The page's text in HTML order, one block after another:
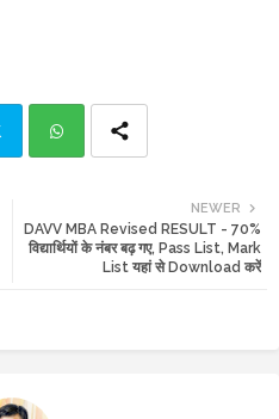
ats
NEWER
DAVV MBA Revised RESULT - 70%
विद्यार्थियों के नंबर बढ़ गए, Pass List, Mark
List यहां से Download करें